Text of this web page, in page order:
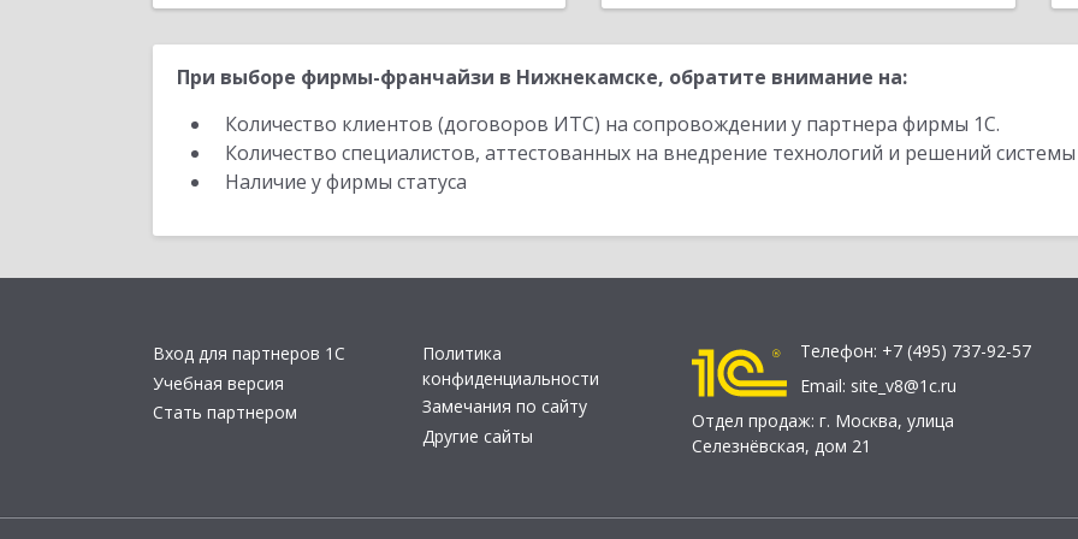
При выборе фирмы-франчайзи в Нижнекамске, обратите внимание на:
Количество клиентов (договоров ИТС) на сопровождении у партнера фирмы 1С.
Количество специалистов, аттестованных на внедрение технологий и решений
Наличие у фирмы статуса
Вход для партнеров 1С
Учебная версия
Стать партнером
Политика
конфиденциальности
Замечания по сайту
Другие сайты
Телефон: +7 (495) 737-92-57
Email: site_v8@1c.ru
Отдел продаж: г. Москва, улица
Селезнёвская, дом 21